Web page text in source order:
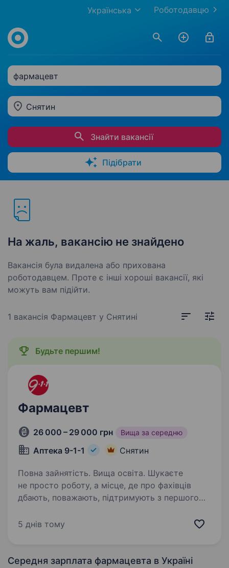
Роботодавцю
Українська
фармацевт
Снятин
Знайти вакансії
Підібрати
На жаль, вакансію не знайдено
Вакансія була видалена або прихована
роботодавцем. Проте є інші хороші вакансії, які
можуть вам підійти.
1 вакансія Фармацевт у Снятині
Будьте першим!
Фармацевт
26 000 – 29 000 грн Вища за середню
Аптека 9-1-1 Снятин
Повна зайнятість. Вища освіта. Шукаєте
не просто роботу, а місце, де про фахівців
дбають, поважають, підтримують з першого
мережі «Аптека 9−1−1»! Ми — українська
5 днів тому
Середня зарплата фармацевта в Україні